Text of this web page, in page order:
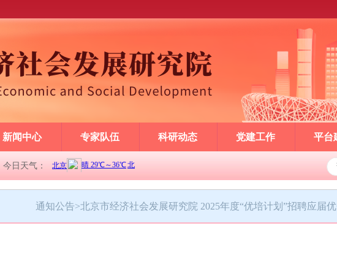
新闻中心 专家队伍 科研动态 党建工作 平台
今日天气：
通知公告>北京市经济社会发展研究院 2025年度“优培计划”招聘应届